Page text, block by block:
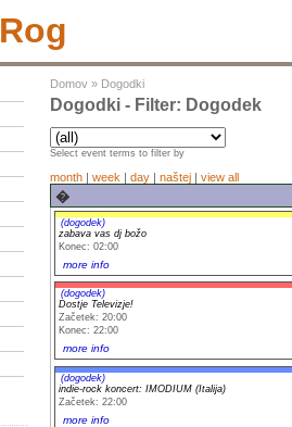
Domov » Dogodki
Dogodki - Filter: Dogodek
Select event terms to filter by
month | week | day | naštej | view all
�
(dogodek)
zabava vas dj božo
Konec: 02:00
more info
(dogodek)
Dostje Televizje!
Začetek: 20:00
Konec: 22:00
more info
(dogodek)
indie-rock koncert: IMODIUM (Italija)
Začetek: 22:00
more info